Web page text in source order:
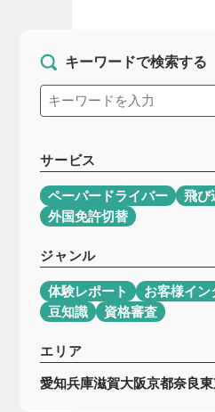
キーワードで検索する
サービス
ペーパードライバー 飛び
外国免許切替
ジャンル
体験レポート お客様イン
豆知識
資格審査
エリア
愛知兵庫滋賀大阪京都奈良